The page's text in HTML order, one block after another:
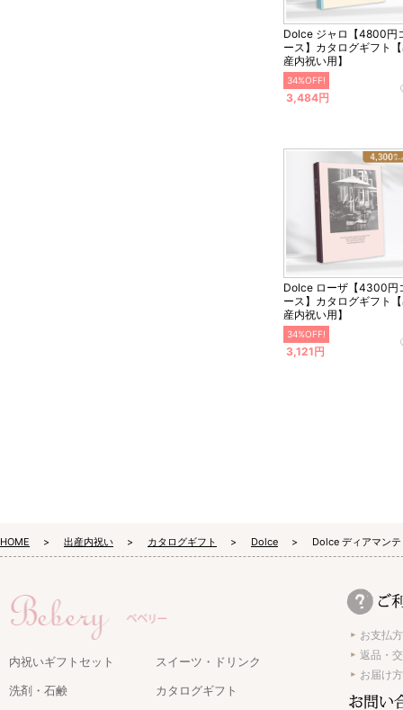
Dolce ジャロ【4800円
ース】カタログギフト
産内祝い用】
34%OFF!
3,484円
Dolce ローザ【4300円
ース】カタログギフト
産内祝い用】
34%OFF!
3,121円
HOME 出産内祝い カタログギフト Dolce Dolce ディアマン
内祝いギフトセット
スイーツ・ドリンク
洗剤・石鹸
カタログギフト
お支払
返品・
お届け